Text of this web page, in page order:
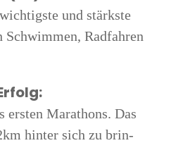
und stärks­te
Schwim­men, Rad­fah­ren
ers­ten Mara­thons. Das
hin­ter sich zu brin­